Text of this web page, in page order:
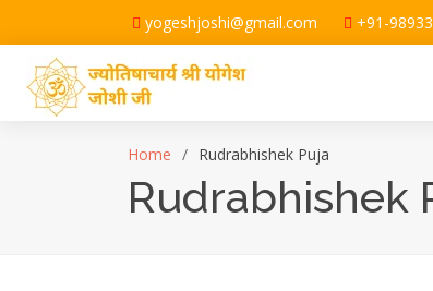
yogeshjoshi@gmail.com +91-
Home Rudrabhishek Puja
Rudrabhishek